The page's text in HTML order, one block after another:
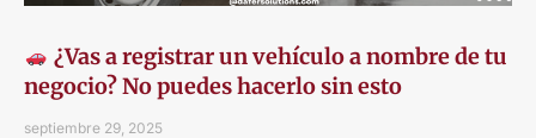
¿Vas a registrar un vehículo a nombre de tu
negocio? No puedes hacerlo sin esto
septiembre 29, 2025